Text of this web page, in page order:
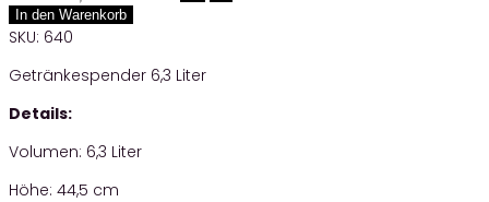
In den Warenkorb
SKU: 640
Getränkespender 6,3 Liter
Details:
Volumen: 6,3 Liter
Höhe: 44,5 cm